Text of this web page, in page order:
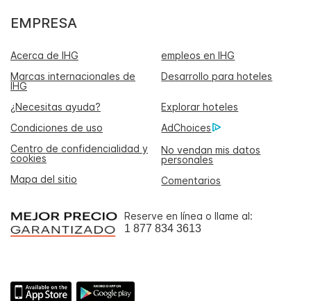
EMPRESA
Acerca de IHG
empleos en IHG
Marcas internacionales de
IHG
Desarrollo para hoteles
¿Necesitas ayuda?
Explorar hoteles
Condiciones de uso
AdChoices
Centro de confidencialidad y
cookies
No vendan mis datos
personales
Mapa del sitio
Comentarios
Reserve en línea o llame al:
1 877 834 3613